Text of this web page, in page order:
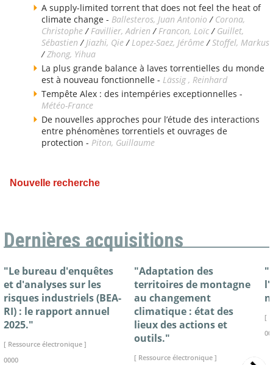
A supply-limited torrent that does not feel the heat of
climate change - Ballesteros, Juan Antonio / Corona,
Christophe / Favillier, Adrien / Francon, Loïc / Guillet,
Sébastien / Jiazhi, Qie / Lopez-Saez, Jérôme /Stoffel, Markus
/Zhong, Yihua
La plus grande balance à laves torrentielles du monde
est à nouveau fonctionnelle - Lässig , Reinhard
Tempête Alex : des intempéries exceptionnelles -
Météo-France
De nouvelles approches pour l’étude des interactions
entre phénomènes torrentiels et ouvrages de
protection - Piton, Guillaume
Nouvelle recherche
Dernières acquisitions
"Le bureau d'enquêtes
et d'analyses sur les
risques industriels (BEA-
RI) : le rapport annuel
2025."
[ Ressource électronique ]
0000
"Adaptation des
territoires de montagne
au changement
climatique : état des
lieux des actions et
outils."
[ Ressource électronique ]
[